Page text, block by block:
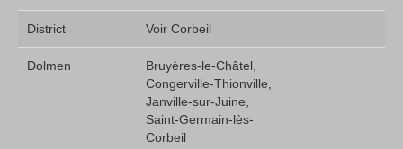
District Voir Corbeil
Dolmen
Bruyères-le-Châtel,
Congerville-Thionville,
Janville-sur-Juine,
Saint-Germain-lès-
Corbeil